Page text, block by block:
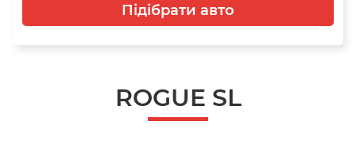
Підібрати авто
ROGUE SL